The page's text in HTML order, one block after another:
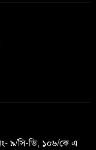
বিনিয়োগ ও দক্ষ শ্রমিক
৯/সি-ডি, ১০৬/কে এ